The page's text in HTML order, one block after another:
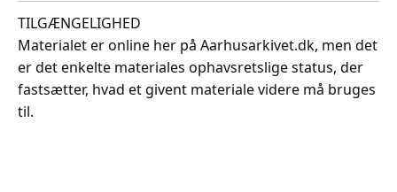
TILGÆNGELIGHED
Materialet er online her på Aarhusarkivet.dk, men det
er det enkelte materiales ophavsretslige status, der
fastsætter, hvad et givent materiale videre må bruges
til.